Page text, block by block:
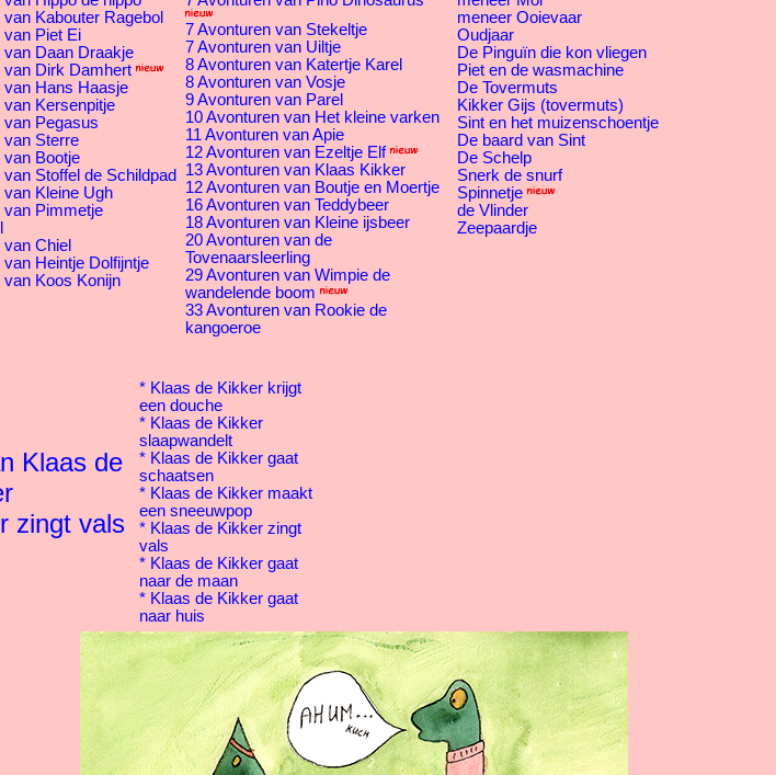
Kabouter Ragebol
van Piet Ei
van Daan Draakje
van Dirk Damhert
van Hans Haasje
van Kersenpitje
van Pegasus
van Sterre
van Bootje
Stoffel de Schildpad
Kleine Ugh
van Pimmetje
Chiel
Heintje Dolfijntje
van Koos Konijn
7 Avonturen van Stekeltje
7 Avonturen van Uiltje
8 Avonturen van Katertje Karel
8 Avonturen van Vosje
9 Avonturen van Parel
10 Avonturen van Het kleine varken
11 Avonturen van Apie
12 Avonturen van Ezeltje Elf
13 Avonturen van Klaas Kikker
12 Avonturen van Boutje en Moertje
16 Avonturen van Teddybeer
18 Avonturen van Kleine ijsbeer
20 Avonturen van de
Tovenaarsleerling
29 Avonturen van Wimpie de
wandelende boom
33 Avonturen van Rookie de
kangoeroe
meneer Ooievaar
Oudjaar
De Pinguïn die kon vliegen
Piet en de wasmachine
De Tovermuts
Kikker Gijs (tovermuts)
Sint en het muizenschoentje
De baard van Sint
De Schelp
Snerk de snurf
Spinnetje
de Vlinder
Zeepaardje
Klaas de
zingt vals
* Klaas de Kikker krijgt
een douche
* Klaas de Kikker
slaapwandelt
* Klaas de Kikker gaat
schaatsen
* Klaas de Kikker maakt
een sneeuwpop
* Klaas de Kikker zingt
vals
* Klaas de Kikker gaat
naar de maan
* Klaas de Kikker gaat
naar huis